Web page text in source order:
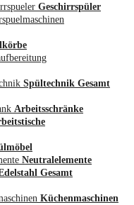
Geschirrspüler
Spültechnik Gesamt
Arbeitsschränke
Neutralelemente
Gesamt
Küchenmaschinen